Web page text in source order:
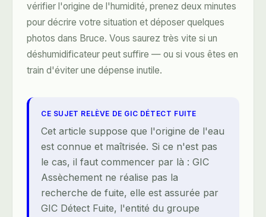
vérifier l'origine de l'humidité, prenez deux minutes
pour décrire votre situation et déposer quelques
photos dans Bruce. Vous saurez très vite si un
déshumidificateur peut suffire — ou si vous êtes en
train d'éviter une dépense inutile.
CE SUJET RELÈVE DE GIC DÉTECT FUITE
Cet article suppose que l'origine de l'eau
est connue et maîtrisée. Si ce n'est pas
le cas, il faut commencer par là : GIC
Assèchement ne réalise pas la
recherche de fuite, elle est assurée par
GIC Détect Fuite, l'entité du groupe